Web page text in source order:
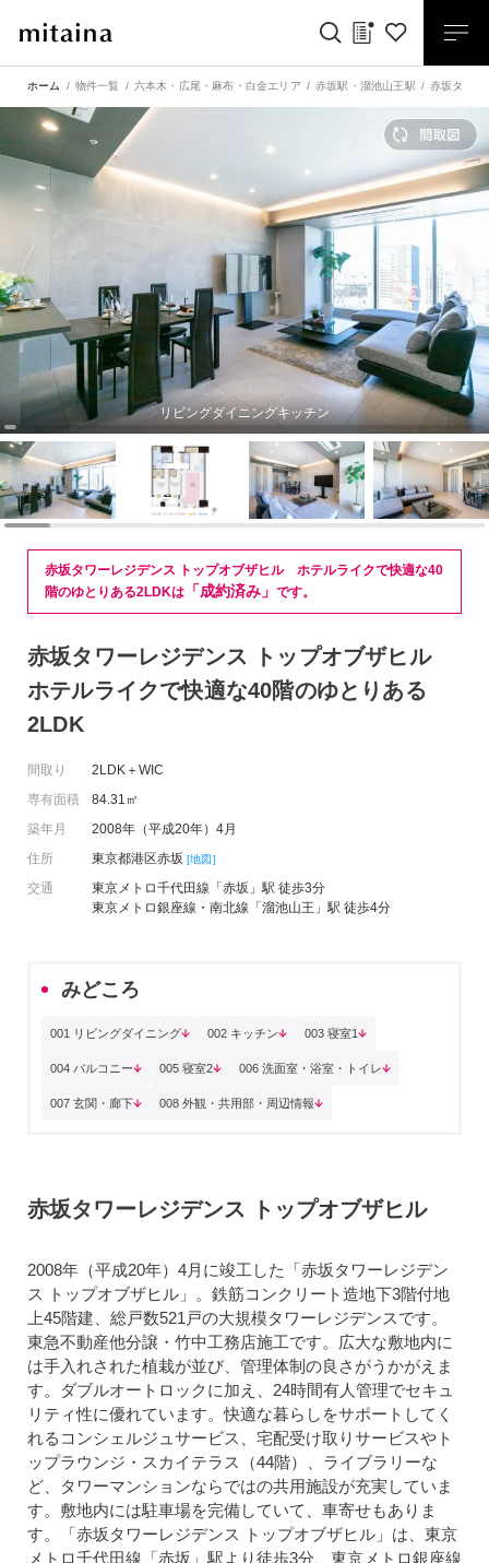
ホーム 物件一覧 六本木・広尾・麻布・白金エリア 赤坂駅 ・ 溜池山王駅 赤坂タワ
リビングダイニングキッチン
赤坂タワーレジデンス トップオブザヒル ホテルライクで快適な40
階のゆとりある2LDKは 「成約済み」 です。
赤坂タワーレジデンス トップオブザヒル
ホテルライクで快適な40階のゆとりある
2LDK
間取り
2LDK＋WIC
専有面積
84.31㎡
築年月
2008年（平成20年）4月
住所
東京都港区赤坂 [地図]
交通
東京メトロ千代田線「赤坂」駅 徒歩3分
東京メトロ銀座線・南北線「溜池山王」駅 徒歩4分
みどころ
001 リビングダイニング 002 キッチン 003 寝室1
004 バルコニー 005 寝室2 006 洗面室・浴室・トイレ
007 玄関・廊下 008 外観・共用部・周辺情報
赤坂タワーレジデンス トップオブザヒル
2008年（平成20年）4月に竣工した「赤坂タワーレジデン
ス トップオブザヒル」。鉄筋コンクリート造地下3階付地
上45階建、総戸数521戸の大規模タワーレジデンスです。
東急不動産他分譲・竹中工務店施工です。広大な敷地内に
は手入れされた植栽が並び、管理体制の良さがうかがえま
す。ダブルオートロックに加え、24時間有人管理でセキュ
リティ性に優れています。快適な暮らしをサポートしてく
れるコンシェルジュサービス、宅配受け取りサービスやト
ップラウンジ・スカイテラス（44階）、ライブラリーな
ど、タワーマンションならではの共用施設が充実していま
す。敷地内には駐車場を完備していて、車寄せもありま
す。「赤坂タワーレジデンス トップオブザヒル」は、東京
メトロ千代田線「赤坂」駅より徒歩3分、東京メトロ銀座線